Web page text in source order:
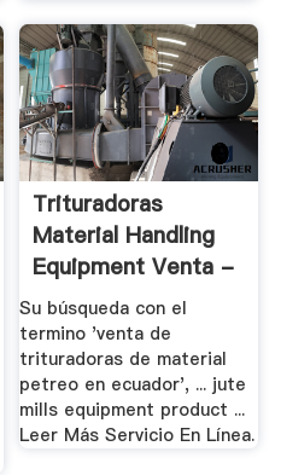
Trituradoras
Material Handling
Equipment Venta -
.
Su búsqueda con el
termino 'venta de
trituradoras de material
petreo en ecuador', ... jute
mills equipment product ...
Leer Más Servicio En Línea.